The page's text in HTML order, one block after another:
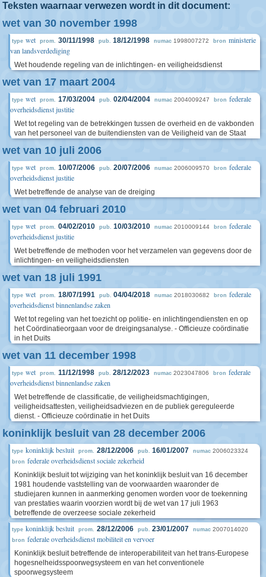
Teksten waarnaar verwezen wordt in dit document:
wet van 30 november 1998
type wet prom. 30/11/1998 pub. 18/12/1998 numac 1998007272 bron ministerie
van landsverdediging
Wet houdende regeling van de inlichtingen- en veiligheidsdienst
wet van 17 maart 2004
type wet prom. 17/03/2004 pub. 02/04/2004 numac 2004009247 bron federale
overheidsdienst justitie
Wet tot regeling van de betrekkingen tussen de overheid en de vakbonden
van het personeel van de buitendiensten van de Veiligheid van de Staat
wet van 10 juli 2006
type wet prom. 10/07/2006 pub. 20/07/2006 numac 2006009570 bron federale
overheidsdienst justitie
Wet betreffende de analyse van de dreiging
wet van 04 februari 2010
type wet prom. 04/02/2010 pub. 10/03/2010 numac 2010009144 bron federale
overheidsdienst justitie
Wet betreffende de methoden voor het verzamelen van gegevens door de
inlichtingen- en veiligheidsdiensten
wet van 18 juli 1991
type wet prom. 18/07/1991 pub. 04/04/2018 numac 2018030682 bron federale
overheidsdienst binnenlandse zaken
Wet tot regeling van het toezicht op politie- en inlichtingendiensten en op
het Coördinatieorgaan voor de dreigingsanalyse. - Officieuze coördinatie
in het Duits
wet van 11 december 1998
type wet prom. 11/12/1998 pub. 28/12/2023 numac 2023047806 bron federale
overheidsdienst binnenlandse zaken
Wet betreffende de classificatie, de veiligheidsmachtigingen,
veiligheidsattesten, veiligheidsadviezen en de publiek gereguleerde
dienst. - Officieuze coördinatie in het Duits
koninklijk besluit van 28 december 2006
type koninklijk besluit prom. 28/12/2006 pub. 16/01/2007 numac 2006023324
bron federale overheidsdienst sociale zekerheid
Koninklijk besluit tot wijziging van het koninklijk besluit van 16 december
1981 houdende vaststelling van de voorwaarden waaronder de
studiejaren kunnen in aanmerking genomen worden voor de toekenning
van prestaties waarin voorzien wordt bij de wet van 17 juli 1963
betreffende de overzeese sociale zekerheid
type koninklijk besluit prom. 28/12/2006 pub. 23/01/2007 numac 2007014020
bron federale overheidsdienst mobiliteit en vervoer
Koninklijk besluit betreffende de interoperabiliteit van het trans-Europese
hogesnelheidsspoorwegsysteem en van het conventionele
spoorwegsysteem